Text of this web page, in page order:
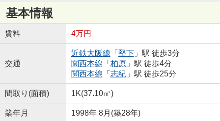
基本情報
賃料 4万円
交通
近鉄大阪線 「 堅下」駅 徒歩3分
関西本線 「 柏原」駅 徒歩4分
関西本線 「 志紀」駅 徒歩25分
間取り(面積) 1K(37.10㎡)
築年月 1998年 8月(築28年)